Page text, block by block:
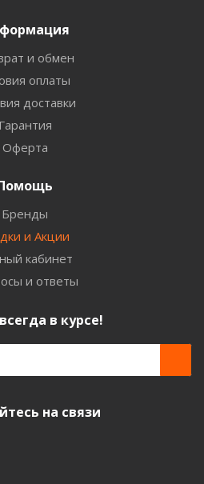
и обмен
оплаты
доставки
Гарантия
Оферта
Бренды
и Акции
кабинет
и ответы
в курсе!
на связи